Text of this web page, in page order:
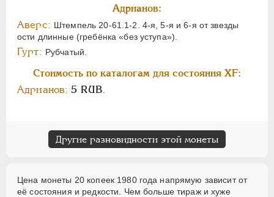
Адрианов:
Аверс: Штемпель 20-61.1-2. 4-я, 5-я и 6-я от звезды
ости длинные (гребёнка «без уступа»).
Гурт: Рубчатый.
Стоимость по каталогам для состояния XF:
Адрианов: 5 RUB
Другие разновидности этой монеты
Цена монеты 20 копеек 1980 года напрямую зависит от
её состояния и редкости. Чем больше тираж и хуже